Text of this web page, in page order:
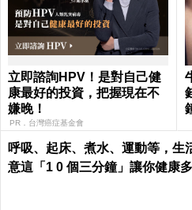
立即諮詢HPV！是對自己健
康最好的投資，把握現在不
嫌晚！
PR．台灣癌症基金會
呼吸、起床、煮水、運動等，生
意這「1 0 個三分鐘」讓你健康